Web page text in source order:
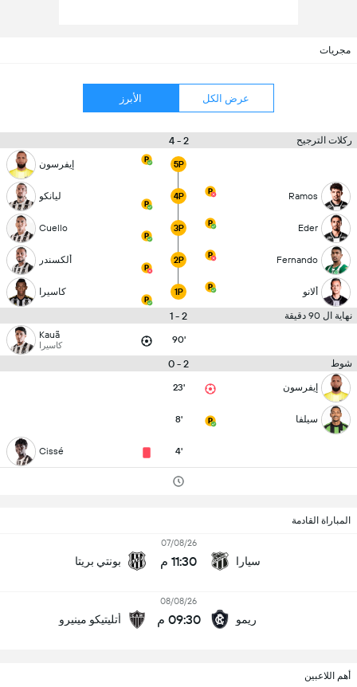
مجريات
عرض الكل الأبرز
ركلات الترجيح 2 - 4
5P إيفرسون
Ramos
4P ليانكو
Eder
3P
Cuello
Fernando
2P ألكسندر
ألانو 1P كاسيرا
نهاية ال 90 دقيقة 2 - 1
90'
Kauã
كاسيرا
شوط 2 - 0
إيفرسون 23'
سيلفا 8'
4'
Cissé
المباراة القادمة
سيارا
07/08/26
11:30 م بونتي بريتا
ريمو
08/08/26
09:30 م أتليتيكو مينيرو
أهم اللاعبين